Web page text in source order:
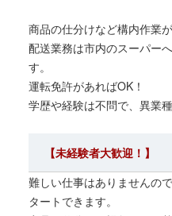
商品の仕分けなど構内作業が
配送業務は市内のスーパー
す。
運転免許があればOK ！
学歴や経験は不問で、異業
【未経験者大歓迎！】
難しい仕事はありませんの
タートできます。